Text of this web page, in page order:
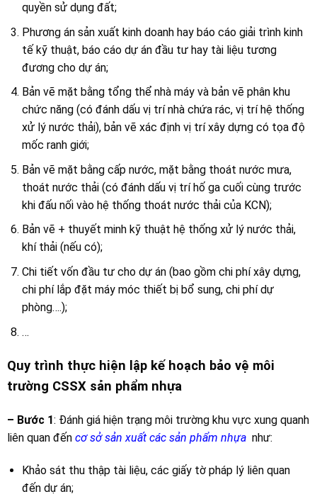
quyền sử dụng đất;
Phương án sản xuất kinh doanh hay báo cáo giải trình kinh
tế kỹ thuật, báo cáo dự án đầu tư hay tài liệu tương
đương cho dự án;
Bản vẽ mặt bằng tổng thể nhà máy và bản vẽ phân khu
chức năng (có đánh dấu vị trí nhà chứa rác, vị trí hệ thống
xử lý nước thải), bản vẽ xác định vị trí xây dựng có tọa độ
mốc ranh giới;
Bản vẽ mặt bằng cấp nước, mặt bằng thoát nước mưa,
thoát nước thải (có đánh dấu vị trí hố ga cuối cùng trước
khi đấu nối vào hệ thống thoát nước thải của KCN);
Bản vẽ + thuyết minh kỹ thuật hệ thống xử lý nước thải,
khí thải (nếu có);
Chi tiết vốn đầu tư cho dự án (bao gồm chi phí xây dựng,
chi phí lắp đặt máy móc thiết bị bổ sung, chi phí dự
phòng….);
…
Quy trình thực hiện lập kế hoạch bảo vệ môi
trường CSSX sản phẩm nhựa
– Bước 1: Đánh giá hiện trạng môi trường khu vực xung quanh
liên quan đến cơ sở sản xuất các sản phẩm nhựa như:
Khảo sát thu thập tài liệu, các giấy tờ pháp lý liên quan
đến dự án;